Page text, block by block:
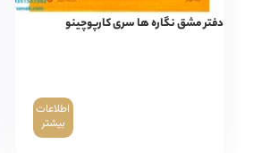
دفتر مشق نگاره ها سری کارپوچینو
اطلاعات
بیشتر